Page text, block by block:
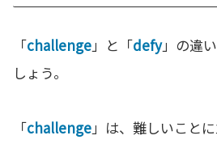
「challenge」と「defy」の違
しょう。
「challenge」は、難しいこと